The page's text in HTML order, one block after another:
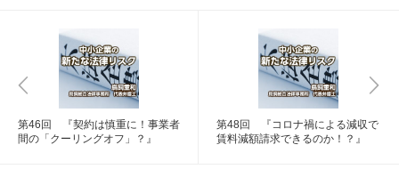
第46回 『契約は慎重に！事業者
間の「クーリングオフ」？』
第48回 『コロナ禍による減収で
賃料減額請求できるのか！？』